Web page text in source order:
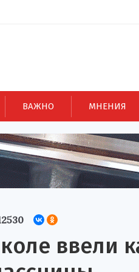
ВАЖНО МНЕНИЯ
ввели